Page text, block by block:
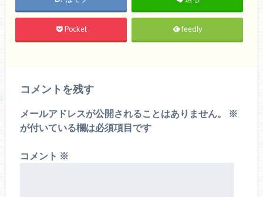
Pocket feedly
コメントを残す
メールアドレスが公開されることはありません。
※
が付いている欄は必須項目です
コメント ※